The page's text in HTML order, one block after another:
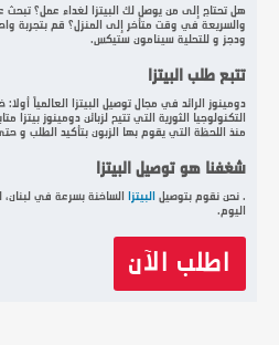
هل تحتاج إلى من يوصل لك البيتزا لغداء عمل؟ تبحث
والسريعة في وقت متأخر إلى المنزل؟ قم بتجربة
ودجز و للتحلية سينامون ستيكس.
تتبع طلب البيتزا
التكنولوجيا الثورية التي تتيح لزبائن دومينوز بيتزا
منذ اللحظة التي يقوم بها الزبون بتأكيد الطلب و
شغفنا هو توصيل البيتزا
. نحن نقوم بتوصيل البيتزا الساخنة بسرعة في لبنان،
اليوم.
اطلب الآن